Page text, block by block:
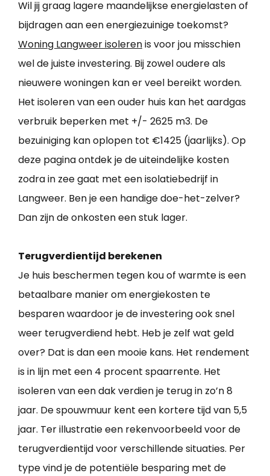
Wil jij graag lagere maandelijkse energielasten of
bijdragen aan een energiezuinige toekomst?
Woning Langweer isolerenis voor jou misschien
wel de juiste investering. Bij zowel oudere als
nieuwere woningen kan er veel bereikt worden.
Het isoleren van een ouder huis kan het aardgas
verbruik beperken met +/- 2625 m3. De
bezuiniging kan oplopen tot €1425 (jaarlijks). Op
deze pagina ontdek je de uiteindelijke kosten
zodra in zee gaat met een isolatiebedrijf in
Langweer. Ben je een handige doe-het-zelver?
Dan zijn de onkosten een stuk lager.
Terugverdientijd berekenen
Je huis beschermen tegen kou of warmte is een
betaalbare manier om energiekosten te
besparen waardoor je de investering ook snel
weer terugverdiend hebt. Heb je zelf wat geld
over? Dat is dan een mooie kans. Het rendement
is in lijn met een 4 procent spaarrente. Het
isoleren van een dak verdien je terug in zo’n 8
jaar. De spouwmuur kent een kortere tijd van 5,5
jaar. Ter illustratie een rekenvoorbeeld voor de
terugverdientijd voor verschillende situaties. Per
type vind je de potentiële besparing met de